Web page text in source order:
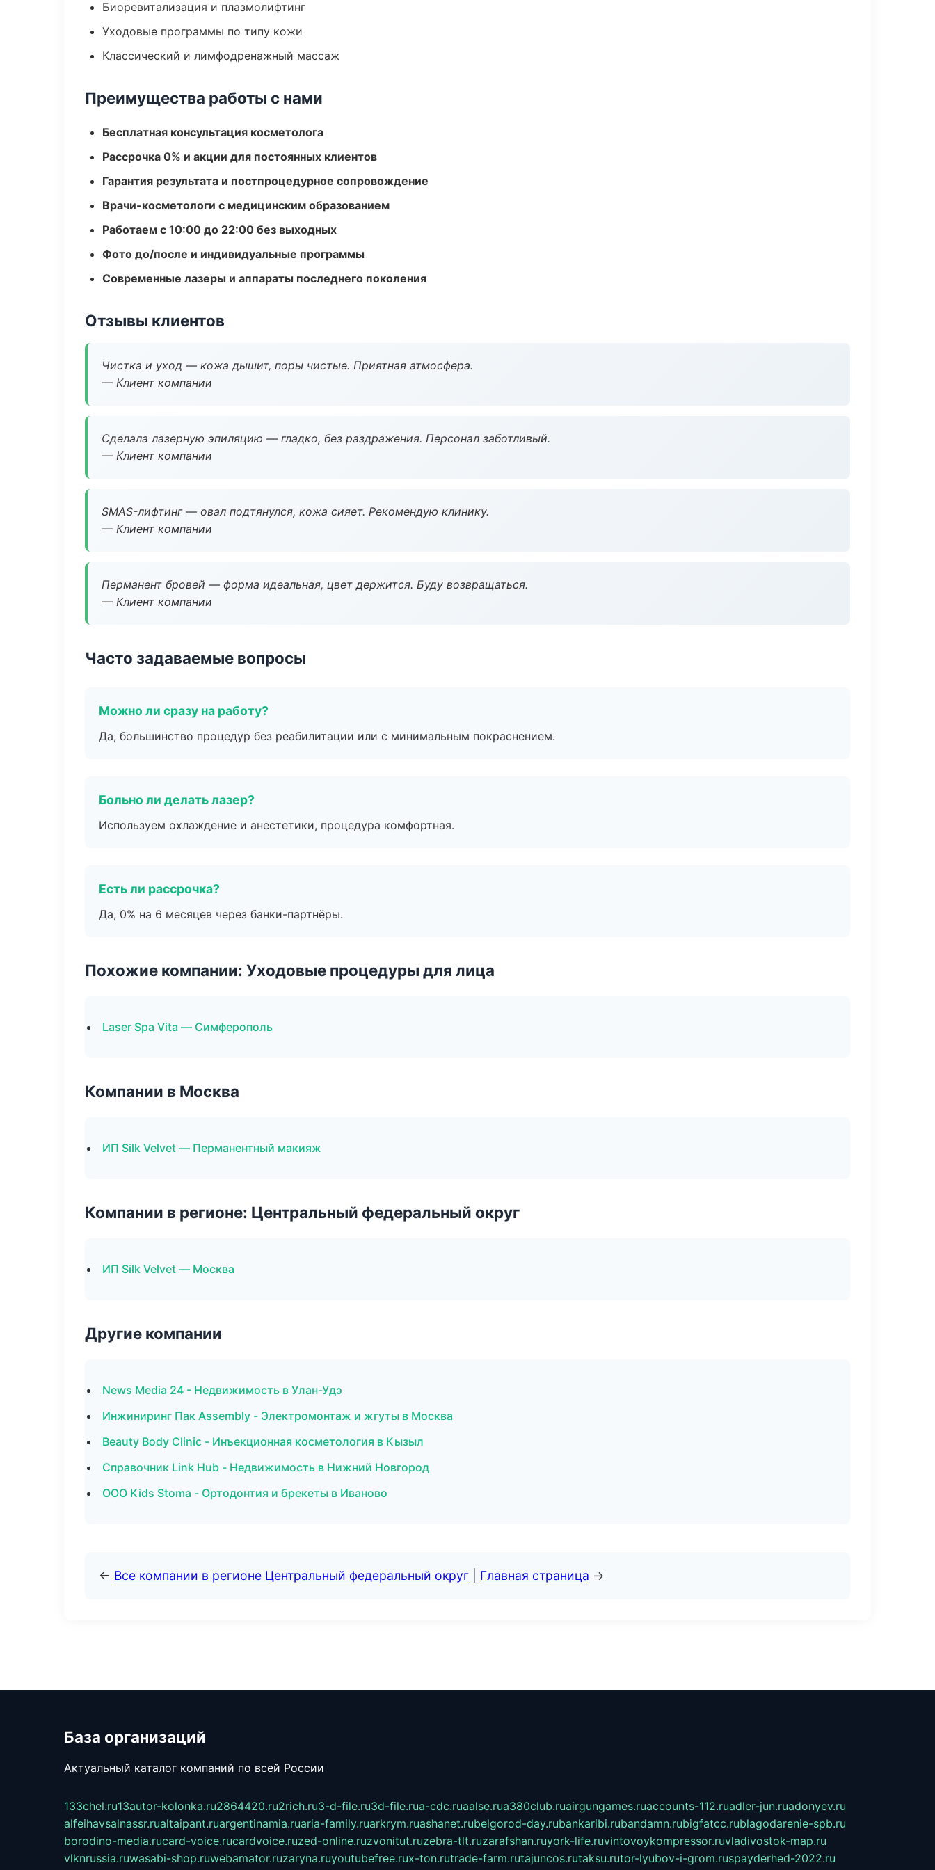
Биоревитализация и плазмолифтинг
Уходовые программы по типу кожи
Классический и лимфодренажный массаж
Преимущества работы с нами
Бесплатная консультация косметолога
Рассрочка 0% и акции для постоянных клиентов
Гарантия результата и постпроцедурное сопровождение
Врачи-косметологи с медицинским образованием
Работаем с 10:00 до 22:00 без выходных
Фото до/после и индивидуальные программы
Современные лазеры и аппараты последнего поколения
Отзывы клиентов
Чистка и уход — кожа дышит, поры чистые. Приятная атмосфера.
— Клиент компании
Сделала лазерную эпиляцию — гладко, без раздражения. Персонал заботливый.
— Клиент компании
SMAS-лифтинг — овал подтянулся, кожа сияет. Рекомендую клинику.
— Клиент компании
Перманент бровей — форма идеальная, цвет держится. Буду возвращаться.
— Клиент компании
Часто задаваемые вопросы
Можно ли сразу на работу?
Да, большинство процедур без реабилитации или с минимальным покраснением.
Больно ли делать лазер?
Используем охлаждение и анестетики, процедура комфортная.
Есть ли рассрочка?
Да, 0% на 6 месяцев через банки-партнёры.
Похожие компании: Уходовые процедуры для лица
Laser Spa Vita — Симферополь
Компании в Москва
ИП Silk Velvet — Перманентный макияж
Компании в регионе: Центральный федеральный округ
ИП Silk Velvet — Москва
Другие компании
News Media 24 - Недвижимость в Улан-Удэ
Инжиниринг Пак Assembly - Электромонтаж и жгуты в Москва
Beauty Body Clinic - Инъекционная косметология в Кызыл
Справочник Link Hub - Недвижимость в Нижний Новгород
ООО Kids Stoma - Ортодонтия и брекеты в Иваново
← Все компании в регионе Центральный федеральный округ Главная страница →
База организаций
Актуальный каталог компаний по всей России
133chel.ru13autor-kolonka.ru2864420.ru2rich.ru3-d-file.ru3d-file.rua-cdc.ruaalse.rua380club.ruairgungames.ruaccounts-112.ruadler-jun.ruadonyev.ru
alfeihavsalnassr.rualtaipant.ruargentinamia.ruaria-family.ruarkrym.ruashanet.rubelgorod-day.rubankaribi.rubandamn.rubigfatcc.rublagodarenie-spb.ru
borodino-media.rucard-voice.rucardvoice.ruzed-online.ruzvonitut.ruzebra-tlt.ruzarafshan.ruyork-life.ruvintovoykompressor.ruvladivostok-map.ru
vlknrussia.ruwasabi-shop.ruwebamator.ruzaryna.ruyoutubefree.rux-ton.rutrade-farm.rutajuncos.rutaksu.rutor-lyubov-i-grom.ruspayderhed-2022.ru